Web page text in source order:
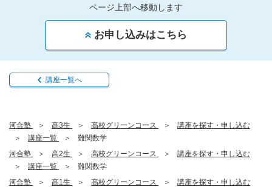
ページ上部へ移動します
お申し込みはこちら
講座一覧へ
河合塾 高3生 高校グリーンコース
講座を探す・申し込む
講座一覧
難関数学
河合塾
高2生 高校グリーンコース
講座を探す・申し込む
講座一覧
難関数学
河合塾
高1生 高校グリーンコース
講座を探す・申し込む